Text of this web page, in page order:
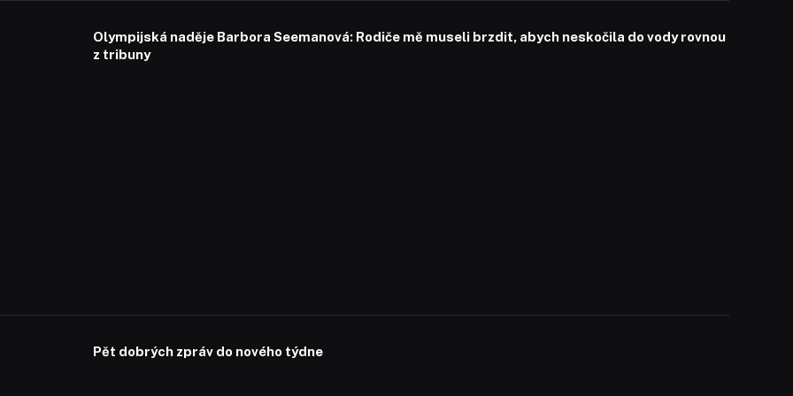
Olympijská naděje Barbora Seemanová: Rodiče mě museli brzdit, abych neskočila do vody rovnou
z tribuny
Pět dobrých zpráv do nového týdne